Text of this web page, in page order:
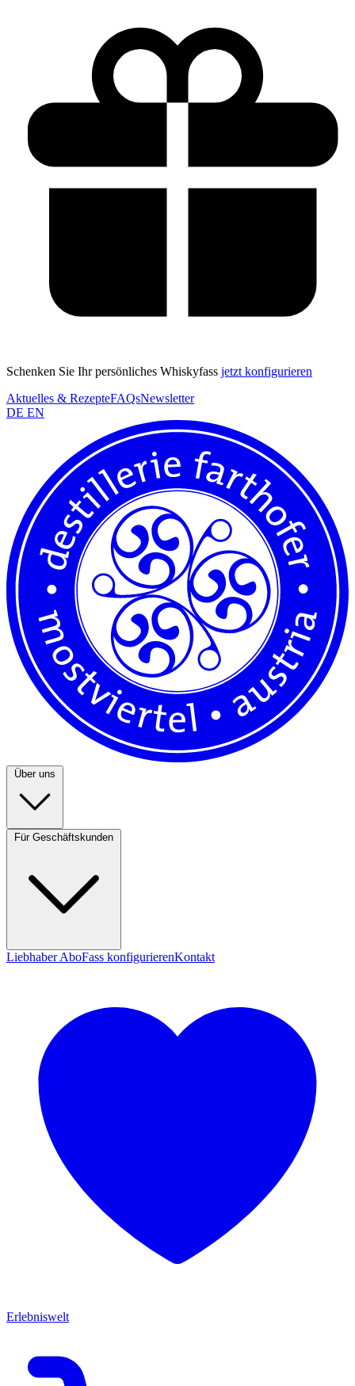
Schenken Sie Ihr persönliches Whiskyfass jetzt konfigurieren
Aktuelles & RezepteFAQsNewsletter
DE EN
Liebhaber AboFass konfigurierenKontakt
Erlebniswelt